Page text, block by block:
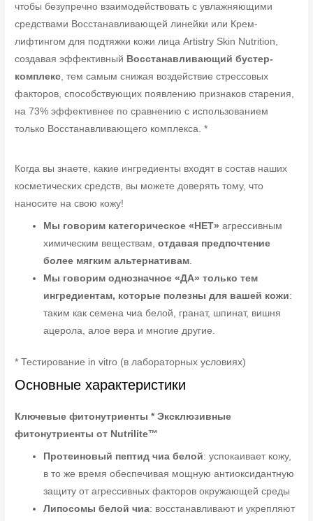
чтобы безупречно взаимодействовать с увлажняющими
средствами Восстанавливающей линейки или Крем-
лифтингом для подтяжки кожи лица Artistry Skin Nutrition,
создавая эффективный Восстанавливающий бустер-
комплекс , тем самым снижая воздействие стрессовых
факторов, способствующих появлению признаков старения,
на 73% эффективнее по сравнению с использованием
только Восстанавливающего комплекса. *
Когда вы знаете, какие ингредиенты входят в состав наших
косметических средств, вы можете доверять тому, что
наносите на свою кожу!
Мы говорим категорическое «НЕТ» агрессивным
химическим веществам,отдавая предпочтение
более мягким альтернативам
Мы говорим однозначное «ДА» только тем
ингредиентам, которые полезны для вашей кожи:
таким как семена чиа белой, гранат, шпинат, вишня
ацерола, алое вера и многие другие.
* Тестирование in vitro (в лабораторных условиях)
Основные характеристики
Ключевые фитонутриенты * Эксклюзивные
фитонутриенты от Nutrilite™
Протеиновый пептид чиа белой: успокаивает кожу,
в то же время обеспечивая мощную антиоксидантную
защиту от агрессивных факторов окружающей среды
Липосомы белой чиа: восстанавливают и укрепляют